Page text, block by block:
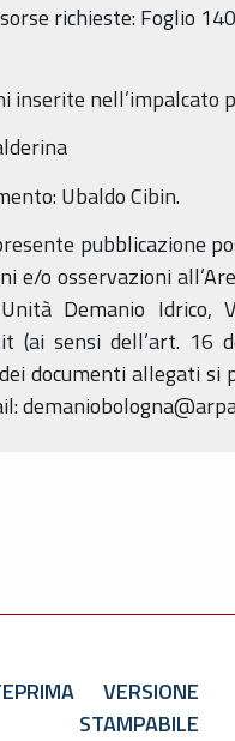
richieste: Foglio
inserite nell’impalcato
Ubaldo Cibin.
pubblicazione
e/o osservazioni
Demanio Idrico,
(ai sensi dell’art. 16
documenti allegati
VERSIONE
STAMPABILE